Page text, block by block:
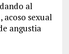
al
sexual
angustia